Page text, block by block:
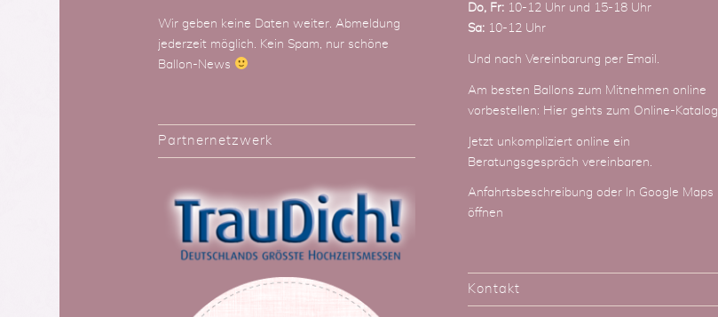
Wir geben keine Daten weiter. Abmeldung
jederzeit möglich. Kein Spam, nur schöne
Ballon-News
Partnernetzwerk
Do, Fr:10-12 Uhr und 15-18 Uhr
Sa:10-12 Uhr
Und nach Vereinbarung per Email
Am besten Ballons zum Mitnehmen online
vorbestellen: Hier gehts zum Online-Katalog
Jetzt unkompliziert online ein
Beratungsgespräch vereinbaren.
Anfahrtsbeschreibung oder In Google Maps
öffnen
Kontakt